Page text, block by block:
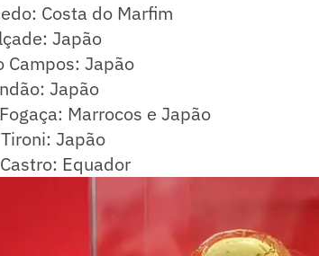
Costa do Marfim
Japão
Campos: Japão
Japão
Marrocos e Japão
Japão
Equador